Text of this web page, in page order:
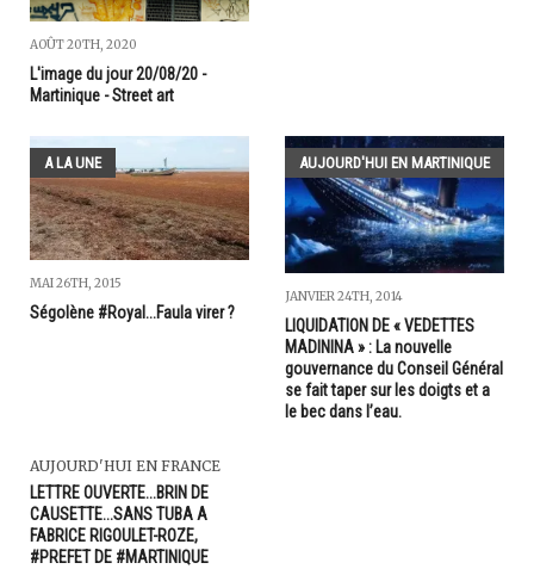
AOÛT 20TH, 2020
L'image du jour 20/08/20 -
Martinique - Street art
A LA UNE
MAI 26TH, 2015
Ségolène #Royal...Faula virer ?
AUJOURD'HUI EN MARTINIQUE
JANVIER 24TH, 2014
LIQUIDATION DE « VEDETTES
MADININA » : La nouvelle
gouvernance du Conseil Général
se fait taper sur les doigts et a
le bec dans l’eau.
AUJOURD'HUI EN FRANCE
LETTRE OUVERTE...BRIN DE
CAUSETTE...SANS TUBA A
FABRICE RIGOULET-ROZE,
#PREFET DE #MARTINIQUE